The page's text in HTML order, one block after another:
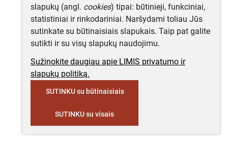
slapukų (angl. cookies) tipai: būtinieji, funkciniai,
statistiniai ir rinkodariniai. Naršydami toliau Jūs
sutinkate su būtinaisiais slapukais. Taip pat galite
sutikti ir su visų slapukų naudojimu.
Sužinokite daugiau apie LIMIS privatumo ir
slapukų politiką.
SUTINKU su būtinaisiais
SUTINKU su visais